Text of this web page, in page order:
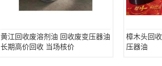
黄江回收废溶剂油 回收废变压器油
长期高价回收 当场核价
樟木头回
压器油